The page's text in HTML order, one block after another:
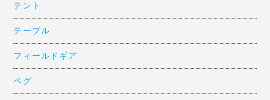
テント
テーブル
フィールドギア
ペグ